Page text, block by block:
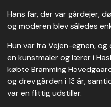
Hans far, der var gårdejer,
og moderen blev således
Hun var fra Vejen-egnen,
en kunstmaler og lærer i
købte Bramming
og drev gården i 13 år,
var en flittig udstiller.